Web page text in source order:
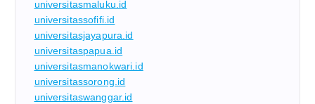
universitasmaluku.id
universitassofifi.id
universitasjayapura.id
universitaspapua.id
universitasmanokwari.id
universitassorong.id
universitaswanggar.id